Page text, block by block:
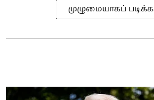
முழுமையாகப் படிக்க